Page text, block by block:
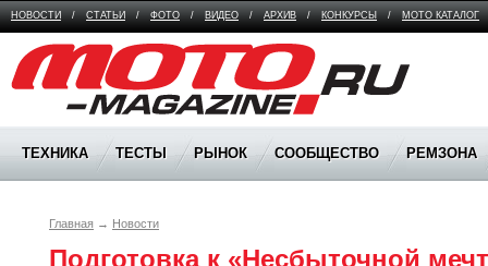
НОВОСТИ / СТАТЬИ / ФОТО / ВИДЕО / АРХИВ / КОНКУРСЫ / МОТО КАТАЛОГ
Moto Magazine
ТЕХНИКА ТЕСТЫ РЫНОК СООБЩЕСТВО РЕМЗОНА
Главная → Новости
Подготовка к «Несбыточной